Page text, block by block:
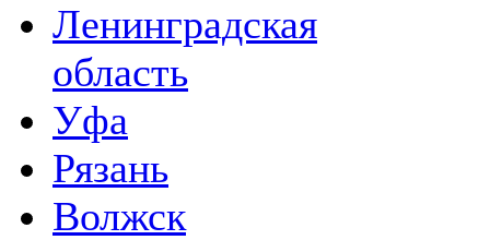
Ленинградская
область
Уфа
Рязань
Волжск